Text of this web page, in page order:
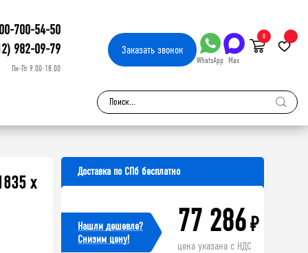
700-54-50
982-09-79
Пн-Пт 9.00-18.00
Заказатьзвонок
WhatsApp Max
0
х
Доставка по СПб бесплатно
Нашли дешевле?
Cнизим цену!
77 286₽
цена указана с НДС